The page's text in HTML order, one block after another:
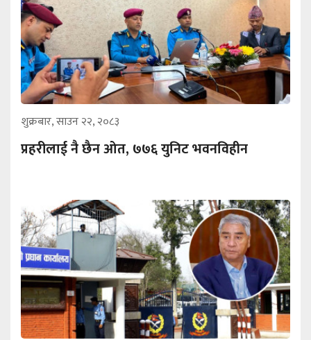
शुक्रबार, साउन २२, २०८३
प्रहरीलाई नै छैन ओत, ७७६ युनिट भवनविहीन